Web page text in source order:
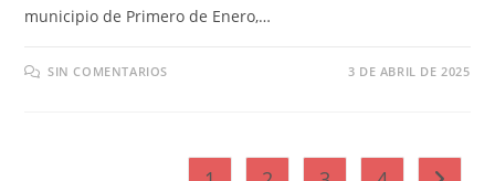
municipio de Primero de Enero,…
SIN COMENTARIOS 3 DE ABRIL DE 2025